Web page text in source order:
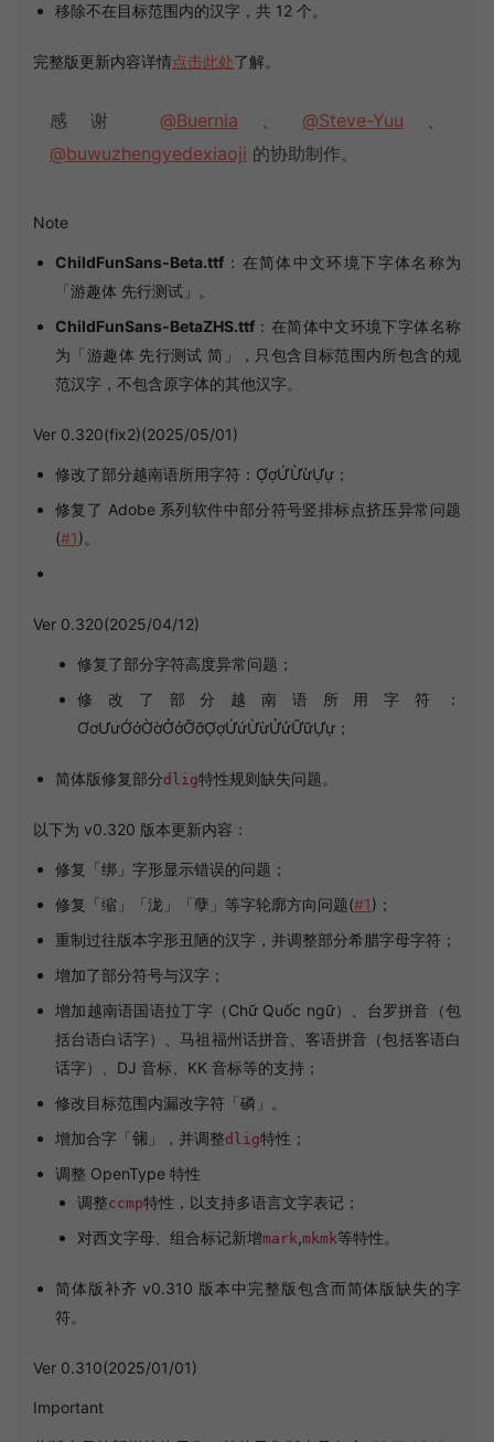
移除不在目标范围内的汉字，共 12 个。
完整版更新内容详情点击此处了解。
感谢 @Buernia 、 @Steve-Yuu 、
@buwuzhengyedexiaoji 的协助制作。
Note
ChildFunSans-Beta.ttf ：在简体中文环境下字体名称为
「游趣体 先行测试」。
ChildFunSans-BetaZHS.ttf ：在简体中文环境下字体名称
为「游趣体 先行测试 简」，只包含目标范围内所包含的规
范汉字，不包含原字体的其他汉字。
Ver 0.320(fix2)(2025/05/01)
修改了部分越南语所用字符：ỢợỨỪừỰự；
修复了 Adobe 系列软件中部分符号竖排标点挤压异常问题
(#1)。
Ver 0.320(2025/04/12)
修复了部分字符高度异常问题；
修改了部分越南语所用字符：
ƠơƯưỚớỜờỞởỠỡỢợỨứỪừỬửỮữỰự；
简体版修复部分dlig特性规则缺失问题。
以下为 v0.320 版本更新内容：
修复「绑」字形显示错误的问题；
修复「缩」「泷」「孽」等字轮廓方向问题(#1)；
重制过往版本字形丑陋的汉字，并调整部分希腊字母字符；
增加了部分符号与汉字；
增加越南语国语拉丁字（Chữ Quốc ngữ）、台罗拼音（包
括台语白话字）、马祖福州话拼音、客语拼音（包括客语白
话字）、DJ 音标、KK 音标等的支持；
修改目标范围内漏改字符「磷」。
增加合字「㋿」，并调整dlig特性；
调整 OpenType 特性
调整ccmp特性，以支持多语言文字表记；
对西文字母、组合标记新增mark ,mkmk等特性。
简体版补齐 v0.310 版本中完整版包含而简体版缺失的字
符。
Ver 0.310(2025/01/01)
Important